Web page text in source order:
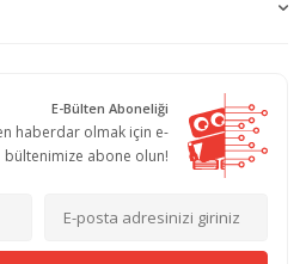
E-Bülten Aboneliği
haberdar olmak için e-
bültenimize abone olun!